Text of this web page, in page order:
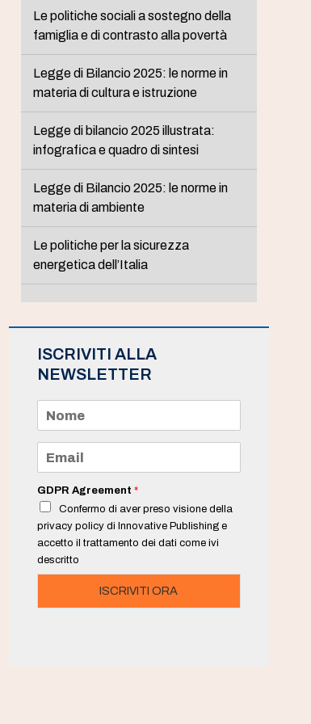
Le politiche sociali a sostegno della
famiglia e di contrasto alla povertà
Legge di Bilancio 2025: le norme in
materia di cultura e istruzione
Legge di bilancio 2025 illustrata:
infografica e quadro di sintesi
Legge di Bilancio 2025: le norme in
materia di ambiente
Le politiche per la sicurezza
energetica dell’Italia
ISCRIVITI ALLA
NEWSLETTER
m
e
a
i
*
GDPR Agreement *
Confermo di aver preso visione della
privacy policy di Innovative Publishing e
accetto il trattamento dei dati come ivi
descritto
ISCRIVITI ORA